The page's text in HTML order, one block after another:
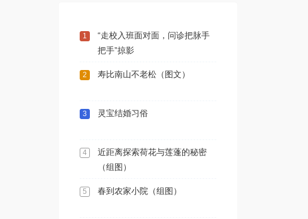
1
“走校入班面对面，问诊把脉手
把手”掠影
2 寿比南山不老松（图文）
3 灵宝结婚习俗
4
近距离探索荷花与莲蓬的秘密
（组图）
5 春到农家小院（组图）